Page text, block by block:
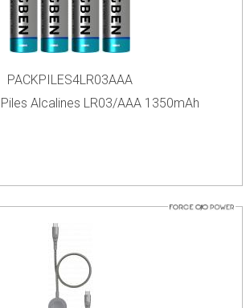
PACKPILES4LR03AAA
Alcalines LR03/AAA 1350mAh